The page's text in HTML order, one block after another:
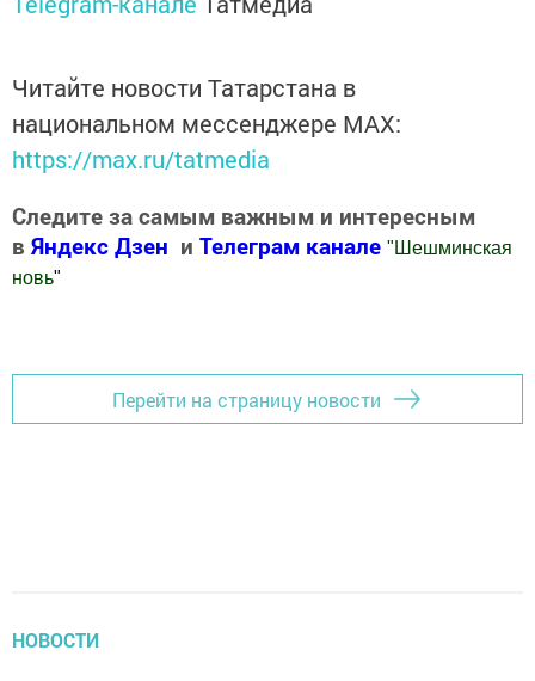
Читайте новости Татарстана в
национальном мессенджере MАХ:
https://max.ru/tatmedia
Следите за самым важным и интересным
в Яндекс Дзен и Телеграм канале " Шешминская
новь"
Перейти на страницу новости
НОВОСТИ